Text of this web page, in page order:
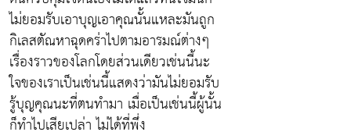
ไม่ยอมรับเอาบุญเอาคุณนั้นแหละมันถูก
กิเลสตัณหาฉุดคร่าไปตามอารมณ์ต่างๆ
เรื่องราวของโลกโดยส่วนเดียวเช่นนี้นะ
ใจของเราเป็นเช่นนี้แสดงว่ามันไม่ยอมรับ
รู้บุญคุณนะที่ตนทำมา เมื่อเป็นเช่นนี้ผู้นั้น
ก็ทำไปเสียเปล่า ไม่ได้ที่พึ่ง